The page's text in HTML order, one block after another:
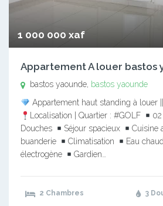
1 000 000 xaf
Appartement A louer bastos
bastos yaounde, bastos yaounde
Appartement haut standing à louer
Localisation | Quartier : #GOLF
Douches
Séjour spacieux
Cuisine
buanderie
Climatisation Eau
électrogène
Gardien…
2 Chambres 3